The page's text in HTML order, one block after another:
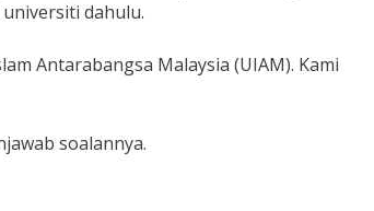
dahulu.
Antarabangsa Malaysia (UIAM). Kami
soalannya.